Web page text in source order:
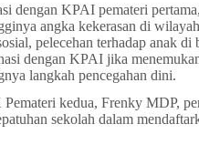
dengan KPAI pemateri
angka kekerasan di
pelecehan terhadap anak
dengan KPAI jika
langkah pencegahan dini.
Pemateri kedua, Frenky MDP,
sekolah dalam